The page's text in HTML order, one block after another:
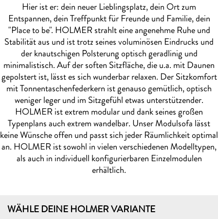
Hier ist er: dein neuer Lieblingsplatz, dein Ort zum
Entspannen, dein Treffpunkt für Freunde und Familie, dein
"Place to be". HOLMER strahlt eine angenehme Ruhe und
Stabilität aus und ist trotz seines voluminösen Eindrucks und
der knautschigen Polsterung optisch geradlinig und
minimalistisch. Auf der soften Sitzfläche, die u.a. mit Daunen
gepolstert ist, lässt es sich wunderbar relaxen. Der Sitzkomfort
mit Tonnentaschenfederkern ist genauso gemütlich, optisch
weniger leger und im Sitzgefühl etwas unterstützender.
HOLMER ist extrem modular und dank seines großen
Typenplans auch extrem wandelbar. Unser Modulsofa lässt
keine Wünsche offen und passt sich jeder Räumlichkeit optimal
an. HOLMER ist sowohl in vielen verschiedenen Modelltypen,
als auch in individuell konfigurierbaren Einzelmodulen
erhältlich.
WÄHLE DEINE HOLMER VARIANTE